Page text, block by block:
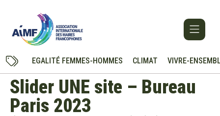
EGALITÉ FEMMES-HOMMES CLIMAT VIVRE-
Slider UNE site – Bureau
Paris 2023